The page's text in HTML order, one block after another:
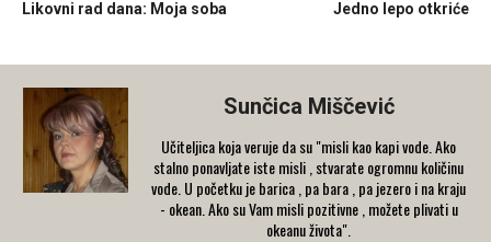
Likovni rad dana: Moja soba Jedno lepo otkriće
Sunčica Miščević
Učiteljica koja veruje da su "misli kao kapi vode. Ako
stalno ponavljate iste misli , stvarate ogromnu količinu
vode. U početku je barica , pa bara , pa jezero i na kraju
- okean. Ako su Vam misli pozitivne , možete plivati u
okeanu života".